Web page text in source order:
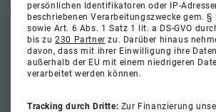
persönlichen Identifikatoren oder IP-
beschriebenen Verarbeitungszwecke gem. §
sowie Art. 6 Abs. 1 Satz 1 lit. a DS-GVO
bis zu230 Partner zu. Darüber hinaus
davon, dass mit ihrer Einwilligung ihre
außerhalb der EU mit einem niedrigeren
verarbeitet werden können.
Tracking durch Dritte: Zur Finanzierung